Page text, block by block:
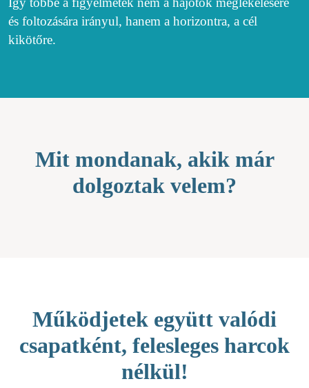
és foltozására irányul, hanem a horizontra, a cél
kikötőre.
Mit mondanak, akik már
dolgoztak velem?
Működjetek együtt valódi
csapatként, felesleges harcok
nélkül!